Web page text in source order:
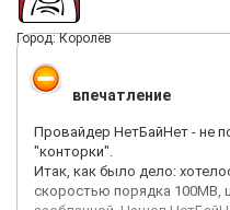
Город: Королёв
впечатление
Провайдер НетБайНет - не
"конторки".
Итак, как было дело:
скоростью порядка 100МВ,